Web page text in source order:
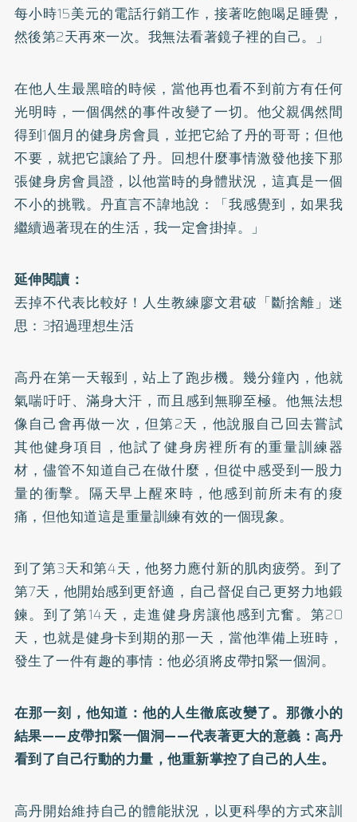
每小時15美元的電話行銷工作，接著吃飽喝足睡覺，
然後第2天再來一次。我無法看著鏡子裡的自己。」
在他人生最黑暗的時候，當他再也看不到前方有任何
光明時，一個偶然的事件改變了一切。他父親偶然間
得到1個月的健身房會員，並把它給了丹的哥哥；但他
不要，就把它讓給了丹。回想什麼事情激發他接下那
張健身房會員證，以他當時的身體狀況，這真是一個
不小的挑戰。丹直言不諱地說：「我感覺到，如果我
繼續過著現在的生活，我一定會掛掉。」
延伸閱讀：
丟掉不代表比較好！人生教練廖文君破「斷捨離」迷
思：3招過理想生活
高丹在第一天報到，站上了跑步機。幾分鐘內，他就
氣喘吁吁、滿身大汗，而且感到無聊至極。他無法想
像自己會再做一次，但第2天，他說服自己回去嘗試
其他健身項目，他試了健身房裡所有的重量訓練器
材，儘管不知道自己在做什麼，但從中感受到一股力
量的衝擊。隔天早上醒來時，他感到前所未有的痠
痛，但他知道這是重量訓練有效的一個現象。
到了第3天和第4天，他努力應付新的肌肉疲勞。到了
第7天，他開始感到更舒適，自己督促自己更努力地鍛
鍊。到了第14天，走進健身房讓他感到亢奮。第20
天，也就是健身卡到期的那一天，當他準備上班時，
發生了一件有趣的事情：他必須將皮帶扣緊一個洞。
在那一刻，他知道：他的人生徹底改變了。那微小的
結果——皮帶扣緊一個洞——代表著更大的意義：高丹
看到了自己行動的力量，他重新掌控了自己的人生。
高丹開始維持自己的體能狀況，以更科學的方式來訓